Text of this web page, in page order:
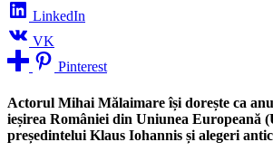
LinkedIn
VK
Pinterest
Actorul Mihai Mălaimare își dorește ca
ieșirea României din Uniunea Europeană
președintelui Klaus Iohannis și alegeri